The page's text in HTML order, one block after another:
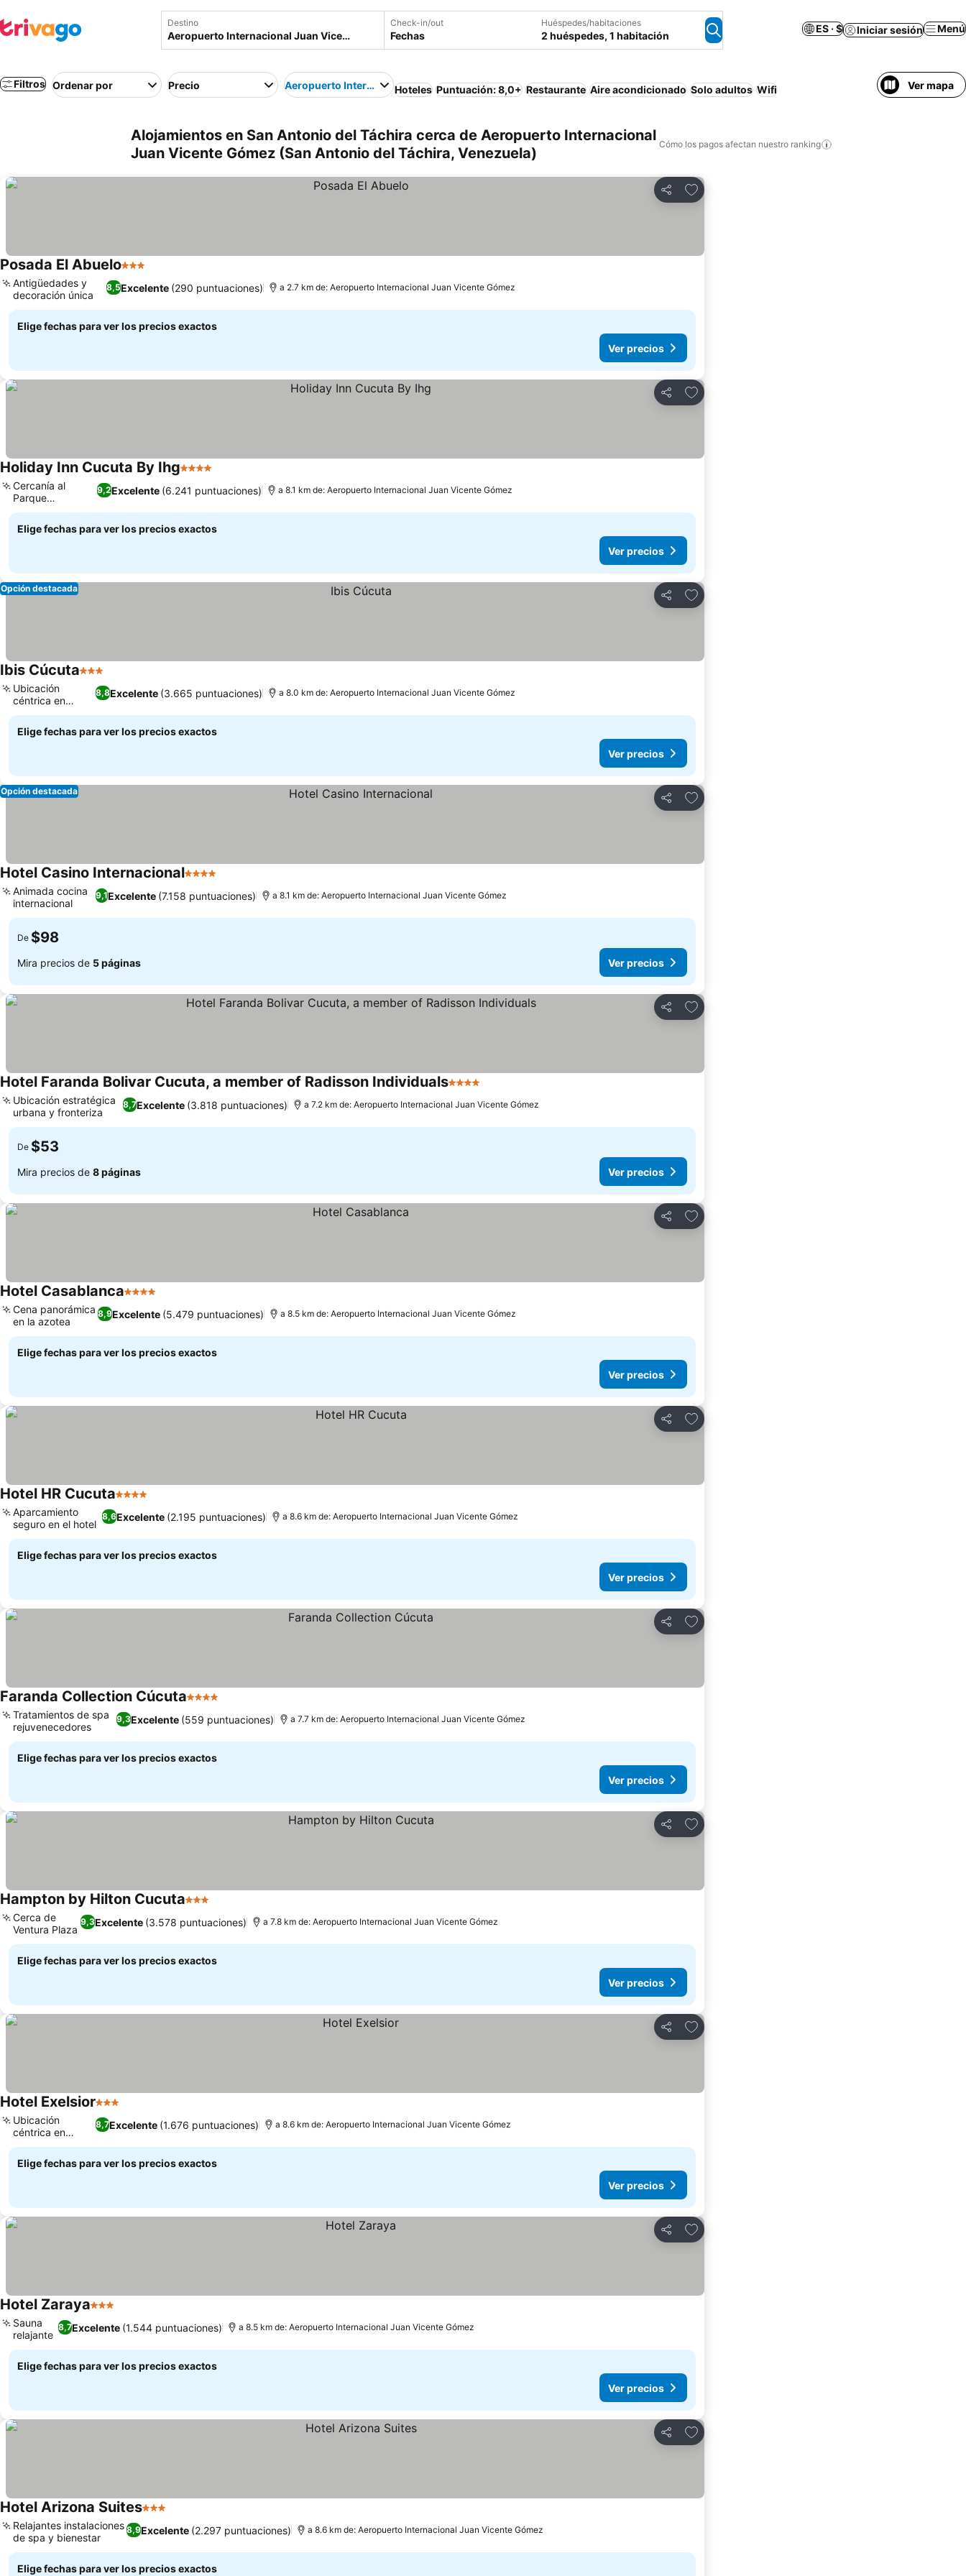
Destino Check-in/out
Fechas
Huéspedes/habitaciones
2 huéspedes, 1 habitación
ES · $ Iniciar sesión Menú
Filtros Ordenar por Precio Aeropuerto Internacional Juan Vicente Gómez
Hoteles Puntuación: 8,0+ Restaurante Aire acondicionado Solo adultos Wifi Ver mapa
Alojamientos en San Antonio del Táchira cerca de Aeropuerto Internacional
Juan Vicente Gómez (San Antonio del Táchira, Venezuela)
Cómo los pagos afectan nuestro ranking
Compartir
Agregar a favoritos
Posada El Abuelo3 Estrellas
8,5Excelente (290 puntuaciones)
Antigüedades y
decoración única
a 2.7 km de: Aeropuerto Internacional Juan Vicente Gómez
Elige fechas para ver los precios exactos
Ver precios
Compartir
Agregar a favoritos
Holiday Inn Cucuta By Ihg4 Estrellas
9,2Excelente (6.241 puntuaciones)
Cercanía al
Parque
Santander
a 8.1 km de: Aeropuerto Internacional Juan Vicente Gómez
Elige fechas para ver los precios exactos
Ver precios
Compartir
Agregar a favoritos
Opción destacada
Ibis Cúcuta3 Estrellas
8,8Excelente (3.665 puntuaciones)
Ubicación
céntrica en
Cúcuta
a 8.0 km de: Aeropuerto Internacional Juan Vicente Gómez
Elige fechas para ver los precios exactos
Ver precios
Compartir
Agregar a favoritos
Opción destacada
Hotel Casino Internacional4 Estrellas
9,1Excelente (7.158 puntuaciones)
Animada cocina
internacional
a 8.1 km de: Aeropuerto Internacional Juan Vicente Gómez
De $98
Mira precios de 5 páginas Ver precios
Compartir
Agregar a favoritos
Hotel Faranda Bolivar Cucuta, a member of Radisson Individuals4 Estrellas
8,7Excelente (3.818 puntuaciones)
Ubicación estratégica
urbana y fronteriza
a 7.2 km de: Aeropuerto Internacional Juan Vicente Gómez
De $53
Mira precios de 8 páginas Ver precios
Compartir
Agregar a favoritos
Hotel Casablanca4 Estrellas
8,9Excelente (5.479 puntuaciones)
Cena panorámica
en la azotea
a 8.5 km de: Aeropuerto Internacional Juan Vicente Gómez
Elige fechas para ver los precios exactos
Ver precios
Compartir
Agregar a favoritos
Hotel HR Cucuta4 Estrellas
8,6Excelente (2.195 puntuaciones)
Aparcamiento
seguro en el hotel
a 8.6 km de: Aeropuerto Internacional Juan Vicente Gómez
Elige fechas para ver los precios exactos
Ver precios
Compartir
Agregar a favoritos
Faranda Collection Cúcuta4 Estrellas
9,3Excelente (559 puntuaciones)
Tratamientos de spa
rejuvenecedores
a 7.7 km de: Aeropuerto Internacional Juan Vicente Gómez
Elige fechas para ver los precios exactos
Ver precios
Compartir
Agregar a favoritos
Hampton by Hilton Cucuta3 Estrellas
9,3Excelente (3.578 puntuaciones)
Cerca de
Ventura Plaza
a 7.8 km de: Aeropuerto Internacional Juan Vicente Gómez
Elige fechas para ver los precios exactos
Ver precios
Compartir
Agregar a favoritos
Hotel Exelsior3 Estrellas
8,7Excelente (1.676 puntuaciones)
Ubicación
céntrica en
Cúcuta
a 8.6 km de: Aeropuerto Internacional Juan Vicente Gómez
Elige fechas para ver los precios exactos
Ver precios
Compartir
Agregar a favoritos
Hotel Zaraya3 Estrellas
8,7Excelente (1.544 puntuaciones)
Sauna
relajante
a 8.5 km de: Aeropuerto Internacional Juan Vicente Gómez
Elige fechas para ver los precios exactos
Ver precios
Compartir
Agregar a favoritos
Hotel Arizona Suites3 Estrellas
8,9Excelente (2.297 puntuaciones)
Relajantes instalaciones
de spa y bienestar
a 8.6 km de: Aeropuerto Internacional Juan Vicente Gómez
Elige fechas para ver los precios exactos